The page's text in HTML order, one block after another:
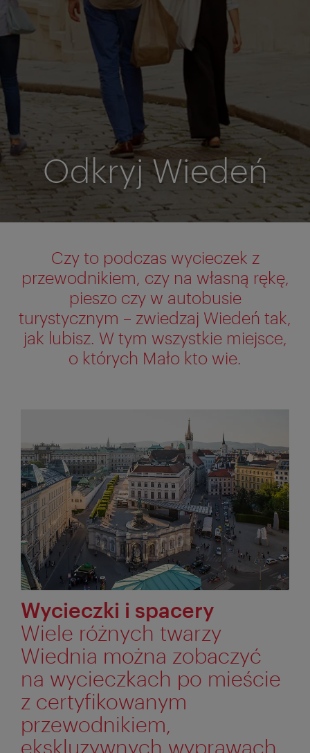
Odkryj Wiedeń
Czy to podczas wycieczek z
przewodnikiem, czy na własną rękę,
pieszo czy w autobusie
turystycznym – zwiedzaj Wiedeń tak,
jak lubisz. W tym wszystkie miejsce,
o których Mało kto wie.
Wycieczki i spacery
Wiele różnych twarzy
Wiednia można zobaczyć
na wycieczkach po mieście
z certyfikowanym
przewodnikiem,
ekskluzywnych wyprawach